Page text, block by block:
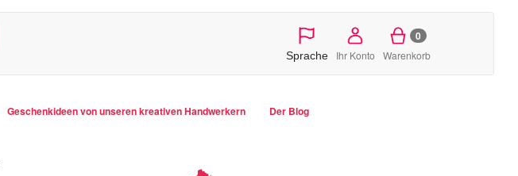
Sprache Ihr Konto
0
Warenkorb
Geschenkideen von unseren kreativen Handwerkern Der Blog